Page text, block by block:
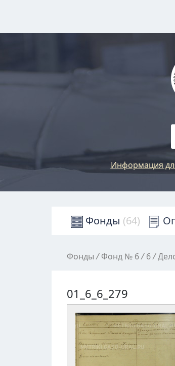
Информация
Фонды (64)
Фонды / Фонд № 6/ 6/
01_6_6_279